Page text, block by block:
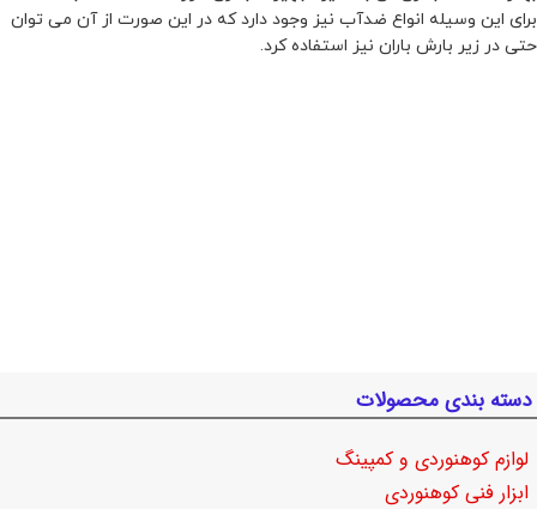
برای این وسیله انواع ضدآب نیز وجود دارد که در این صورت از آن می توان
حتی در زیر بارش باران نیز استفاده کرد.
دسته بندی محصولات
لوازم کوهنوردی و کمپینگ
ابزار فنی کوهنوردی